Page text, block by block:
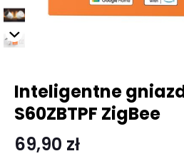
Inteligentne
S60ZBTPF ZigBee
69,90 zł